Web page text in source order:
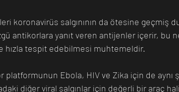
koronavirüs salgınının da ötesine geçmiş
antikorlara yanıt veren antijenler içerir, bu
hızla tespit edebilmesi muhtemeldir.
platformunun Ebola, HIV ve Zika için de aynı
diğer viral salgınlar için değerli bir araç